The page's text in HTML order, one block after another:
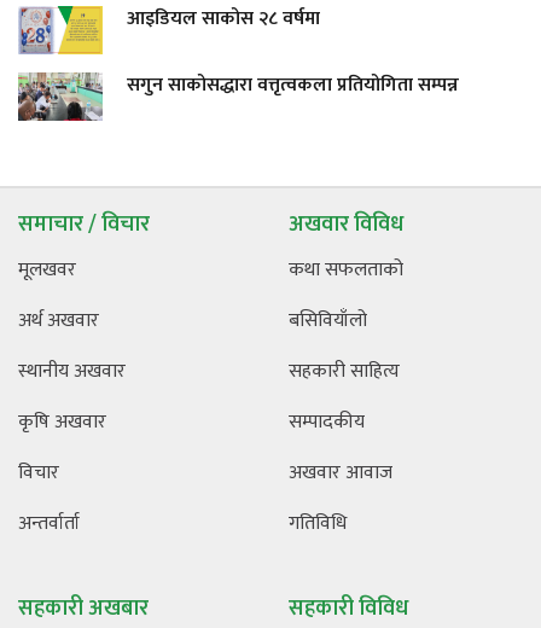
आइडियल साकोस २८ वर्षमा
सगुन साकोसद्धारा वत्तृत्वकला प्रतियोगिता सम्पन्न
समाचार / विचार
मूलखवर
अर्थ अखवार
स्थानीय अखवार
कृषि अखवार
विचार
अन्तर्वार्ता
अखवार विविध
कथा सफलताको
बसिवियाँलो
सहकारी साहित्य
सम्पादकीय
अखवार आवाज
गतिविधि
सहकारी अखबार सहकारी विविध